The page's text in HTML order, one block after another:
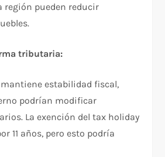
región pueden reducir
tributaria:
estabilidad fiscal,
podrían modificar
La exención del tax holiday
11 años, pero esto podría